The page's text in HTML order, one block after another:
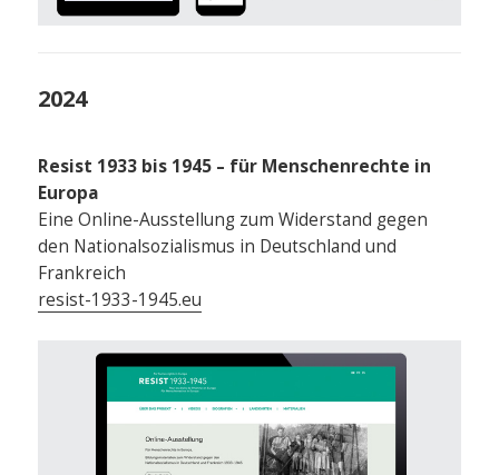
2024
Resist 1933 bis 1945 – für Menschenrechte in
Europa
Eine Online-Ausstellung zum Widerstand gegen
den Nationalsozialismus in Deutschland und
Frankreich
resist-1933-1945.eu